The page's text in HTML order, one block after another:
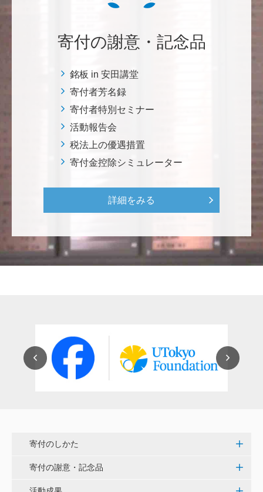
をはじめとして、身近なことでやらなければならない
です。 <障害のある学生や研究者の活躍応援基金>
恵良 道信
リベラルアーツとしての経済学をさらに発展させて 下
さい。 <経済学研究科・経済学部支援基金>
紺野 邦昭
世界のISAKI」を実現し、日本を、そして世界をリー
ス・プロジェクト（三崎臨海実験所）>
穴吹 善範
昨春に開催された小石川植物園の観桜会は素晴らし
用いただけると幸いです。 <東京大学動物医療センタ
ー未来基金（東大VMC基金）>
白石流司、その始まりを赤門に。 <ひらけ！赤門プロ
ジェクト>
寄付の謝意・記念品
銘板 in 安田講堂
寄付者芳名録
寄付者特別セミナー
活動報告会
税法上の優遇措置
寄付金控除シミュレーター
詳細をみる
寄付のしかた
寄付の謝意・記念品